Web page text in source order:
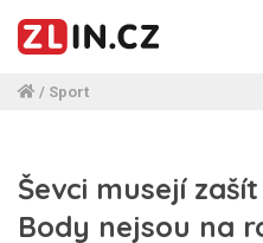
/ Sport
Ševci musejí
Body nejsou na